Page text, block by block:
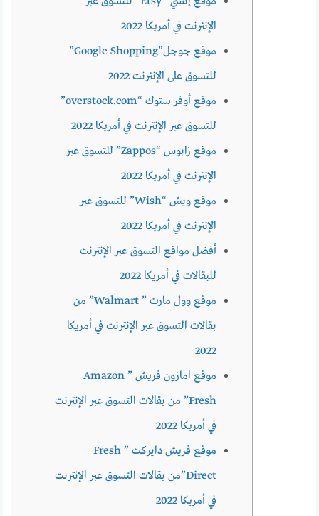
الإنترنت في أمريكا 2022
موقع جوجل”Google Shopping”
للتسوق على الإنترنت 2022
موقع أوفر ستوك “overstock.com”
للتسوق عبر الإنترنت في أمريكا 2022
موقع زابوس “Zappos” للتسوق عبر
الإنترنت في أمريكا 2022
موقع ويش “Wish” للتسوق عبر
الإنترنت في أمريكا 2022
أفضل مواقع التسوق عبر الإنترنت
للبقالات في أمريكا 2022
موقع وول مارت ” Walmart” من
بقالات التسوق عبر الإنترنت في أمريكا
2022
موقع امازون فريش ” Amazon
Fresh” من بقالات التسوق عبر الإنترنت
في أمريكا 2022
موقع فريش دايركت ” Fresh
Direct”من بقالات التسوق عبر الإنترنت
في أمريكا 2022